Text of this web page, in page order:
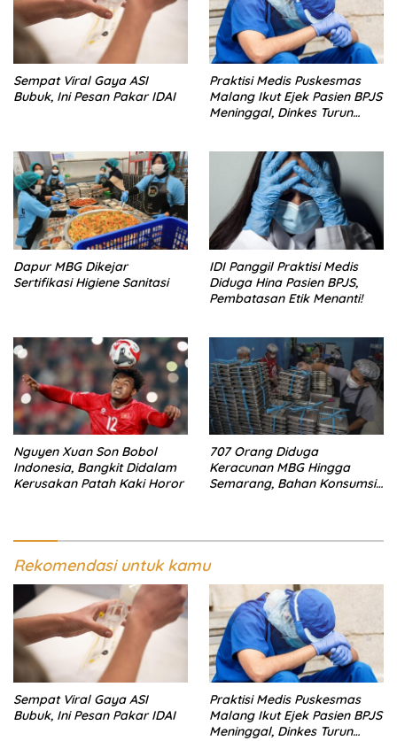
Sempat Viral Gaya ASI
Bubuk, Ini Pesan Pakar IDAI
Praktisi Medis Puskesmas
Malang Ikut Ejek Pasien BPJS
Meninggal, Dinkes Turun
Dapur MBG Dikejar
Sertifikasi Higiene Sanitasi
IDI Panggil Praktisi Medis
Diduga Hina Pasien BPJS,
Pembatasan Etik Menanti!
Nguyen Xuan Son Bobol
Indonesia, Bangkit Didalam
Kerusakan Patah Kaki Horor
707 Orang Diduga
Keracunan MBG Hingga
Semarang, Bahan Konsumsi
Rekomendasi untuk kamu
Sempat Viral Gaya ASI
Bubuk, Ini Pesan Pakar IDAI
Praktisi Medis Puskesmas
Malang Ikut Ejek Pasien BPJS
Meninggal, Dinkes Turun